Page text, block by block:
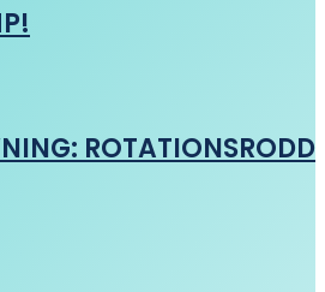
ROTATIONSRODD